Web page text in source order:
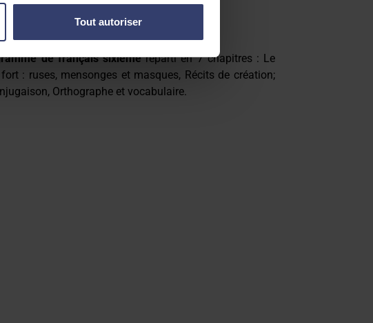
Tout autoriser
de français sixièmeréparti en 7 chapitres : Le
: ruses, mensonges et masques, Récits de création;
Orthographe et vocabulaire.